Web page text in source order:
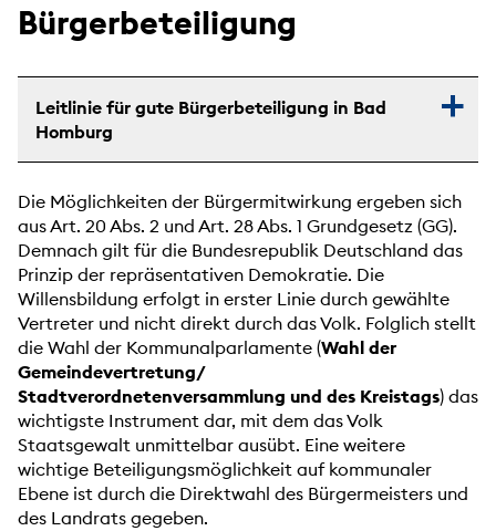
Bürgerbeteiligung
Leitlinie für gute Bürgerbeteiligung in Bad
Homburg
Die Möglichkeiten der Bürgermitwirkung ergeben sich
aus Art. 20 Abs. 2 und Art. 28 Abs. 1 Grundgesetz (GG).
Demnach gilt für die Bundesrepublik Deutschland das
Prinzip der repräsentativen Demokratie. Die
Willensbildung erfolgt in erster Linie durch gewählte
Vertreter und nicht direkt durch das Volk. Folglich stellt
die Wahl der Kommunalparlamente (Wahl der
Gemeindevertretung/
Stadtverordnetenversammlung und des Kreistags) das
wichtigste Instrument dar, mit dem das Volk
Staatsgewalt unmittelbar ausübt. Eine weitere
wichtige Beteiligungsmöglichkeit auf kommunaler
Ebene ist durch die Direktwahl des Bürgermeisters und
des Landrats gegeben.